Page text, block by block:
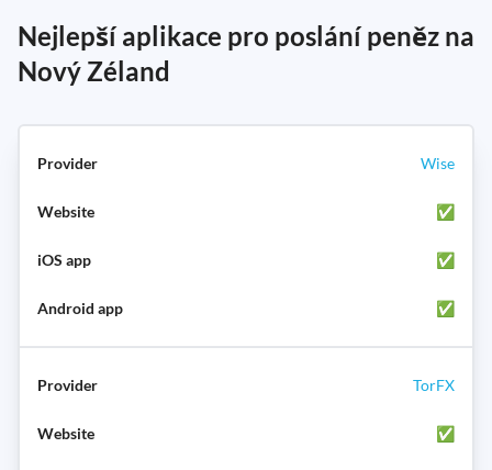
Nejlepší aplikace pro poslání peněz na
Nový Zéland
Wise
✅
✅
✅
TorFX
✅